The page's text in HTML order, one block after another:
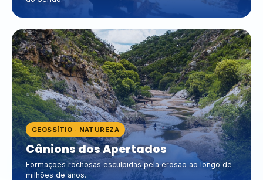
GEOSSÍTIO · NATUREZA
Cânions dos Apertados
Formações rochosas esculpidas pela erosão ao longo de
milhões de anos.